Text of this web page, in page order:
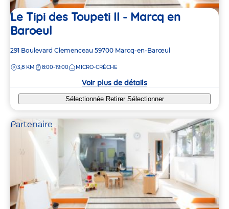
Le Tipi des Toupeti II - Marcq en
Baroeul
Adresse
la
291 Boulevard Clemenceau 59700 Marcq-en-Barœul
DISTANCE
3,8 KM 8:00-19:00 MICRO-CRÈCHE
Voir plus de détails
Sélectionnée Retirer Sélectionner
Partenaire